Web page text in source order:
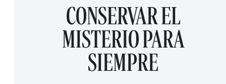
CONSERVAR EL
MISTERIO PARA
SIEMPRE